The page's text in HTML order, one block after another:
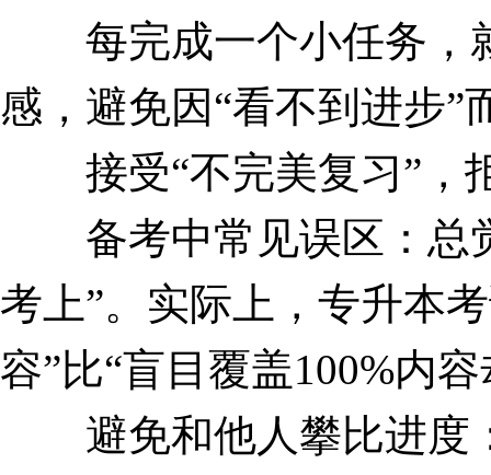
每完成一个小任务，就
感，避免因“看不到进步”
接受“不完美复习”，
备考中常见误区：总觉
考上”。实际上，专升本
容”比“盲目覆盖100%内
避免和他人攀比进度